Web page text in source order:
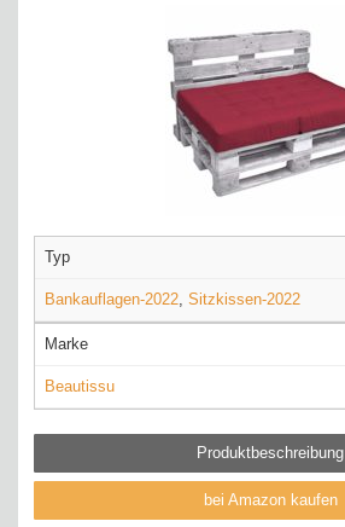
Typ
Bankauflagen-2022, Sitzkissen-2022
Marke
Beautissu
Produktbeschreibung
bei Amazon kaufen